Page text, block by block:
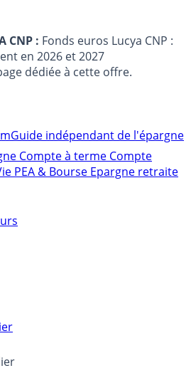
CNP : Fonds euros Lucya CNP :
en 2026 et 2027
dédiée à cette offre.
Guide indépendant de l'épargne
Compte à terme Compte
PEA & Bourse Epargne retraite